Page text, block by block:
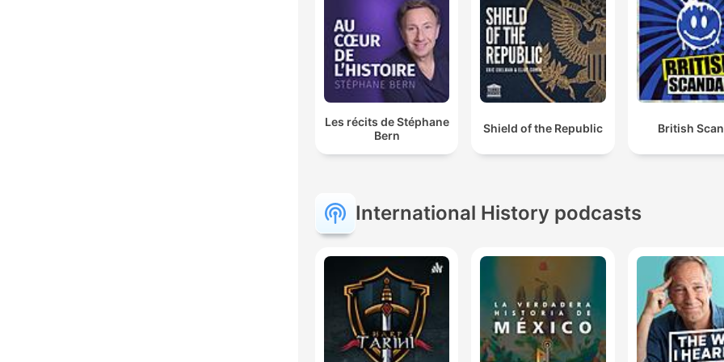
Les récits de Stéphane
Bern
Shield of the Republic British
International History podcasts